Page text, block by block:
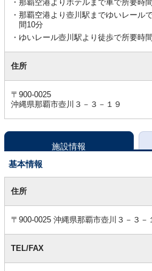
那覇空港よりホテルまで車で所要時
那覇空港より壺川駅までゆいレール
間10分
ゆいレール壺川駅より徒歩で所要時
住所
〒900-0025
沖縄県那覇市壺川３－３－１９
施設情報
基本情報
本住所
〒900-0025 沖縄県那覇市壺川３－３－
TEL/FAX